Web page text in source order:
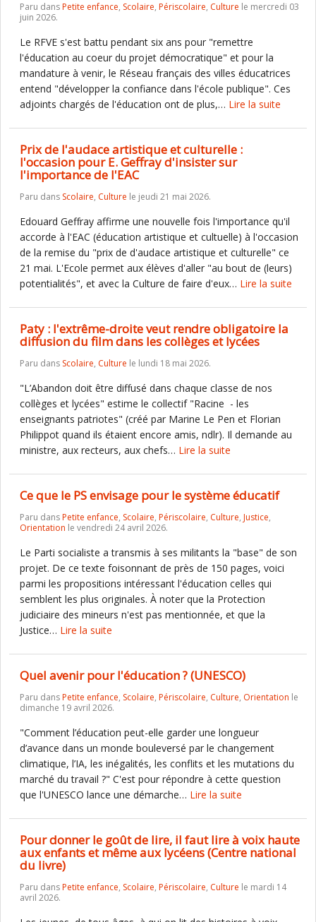
Paru dansPetite enfance, Scolaire, Périscolaire, Culture le mercredi 03
juin 2026.
Le RFVE s'est battu pendant six ans pour "remettre
l'éducation au coeur du projet démocratique" et pour la
mandature à venir, le Réseau français des villes éducatrices
entend "développer la confiance dans l'école publique". Ces
adjoints chargés de l'éducation ont de plus,… Lire la suite
Prix de l'audace artistique et culturelle :
l'occasion pour E. Geffray d'insister sur
l'importance de l'EAC
Paru dans Scolaire, Culture le jeudi 21 mai 2026.
Edouard Geffray affirme une nouvelle fois l'importance qu'il
accorde à l'EAC (éducation artistique et cultuelle) à l'occasion
de la remise du "prix de d'audace artistique et culturelle" ce
21 mai. L'Ecole permet aux élèves d'aller "au bout de (leurs)
potentialités", et avec la Culture de faire d'eux… Lire la suite
Paty : l'extrême-droite veut rendre obligatoire la
diffusion du film dans les collèges et lycées
Paru dans Scolaire, Culture le lundi 18 mai 2026.
"L’Abandon doit être diffusé dans chaque classe de nos
collèges et lycées" estime le collectif "Racine - les
enseignants patriotes" (créé par Marine Le Pen et Florian
Philippot quand ils étaient encore amis, ndlr). Il demande au
ministre, aux recteurs, aux chefs… Lire la suite
Ce que le PS envisage pour le système éducatif
Paru dansPetite enfance, Scolaire, Périscolaire, Culture, Justice,
Orientation le vendredi 24 avril 2026.
Le Parti socialiste a transmis à ses militants la "base" de son
projet. De ce texte foisonnant de près de 150 pages, voici
parmi les propositions intéressant l'éducation celles qui
semblent les plus originales. À noter que la Protection
judiciaire des mineurs n'est pas mentionnée, et que la
Justice… Lire la suite
Quel avenir pour l'éducation ? (UNESCO)
Paru dansPetite enfance, Scolaire, Périscolaire, Culture, Orientation le
dimanche 19 avril 2026.
"Comment l’éducation peut-elle garder une longueur
d’avance dans un monde bouleversé par le changement
climatique, l’IA, les inégalités, les conflits et les mutations du
marché du travail ?" C'est pour répondre à cette question
que l'UNESCO lance une démarche… Lire la suite
Pour donner le goût de lire, il faut lire à voix haute
aux enfants et même aux lycéens (Centre national
du livre)
Paru dansPetite enfance, Scolaire, Périscolaire, Culture le mardi 14
avril 2026.